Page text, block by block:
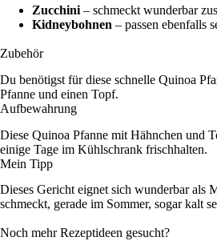
Zucchini – schmeckt wunderbar
Kidneybohnen – passen ebenfalls
Zubehör
Du benötigst für diese schnelle Quinoa
Pfanne und einen Topf.
Aufbewahrung
Diese Quinoa Pfanne mit Hähnchen und
einige Tage im Kühlschrank frischhalten.
Mein Tipp
Dieses Gericht eignet sich wunderbar als
schmeckt, gerade im Sommer, sogar kalt
Noch mehr Rezeptideen gesucht?